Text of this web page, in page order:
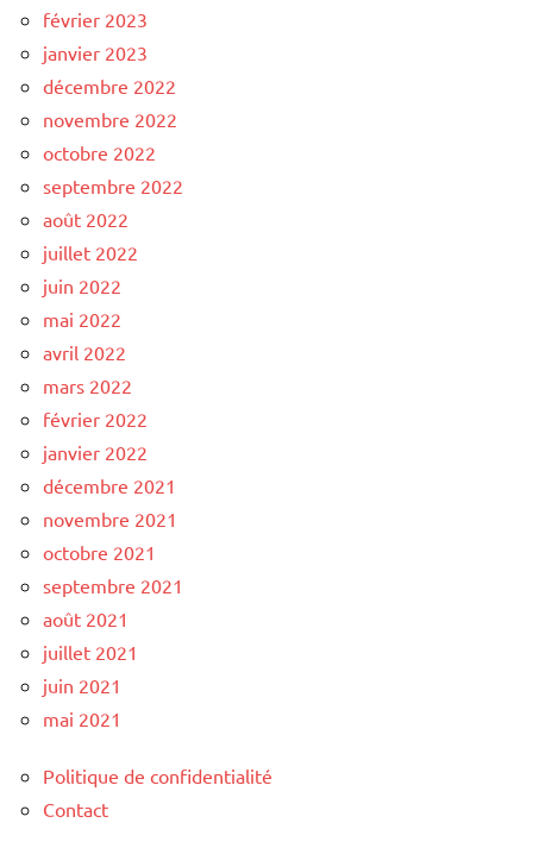
février 2023
janvier 2023
décembre 2022
novembre 2022
octobre 2022
septembre 2022
août 2022
juillet 2022
juin 2022
mai 2022
avril 2022
mars 2022
février 2022
janvier 2022
décembre 2021
novembre 2021
octobre 2021
septembre 2021
août 2021
juillet 2021
juin 2021
mai 2021
Politique de confidentialité
Contact